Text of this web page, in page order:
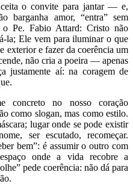
o convite para jantar — e,
barganha amor, “entra” sem
Pe. Fabio Attard: Cristo não
la; Ele vem para iluminar o que
exterior e fazer da coerência um
não cria a poeira — apenas
justamente aí: na coragem de
concreto no nosso coração
como slogan, mas como estilo.
lugar onde se pode existir
ser escutado, recomeçar.
bem”: é assumir o outro com
onde a vida recobre a
pede coerência: não dá para